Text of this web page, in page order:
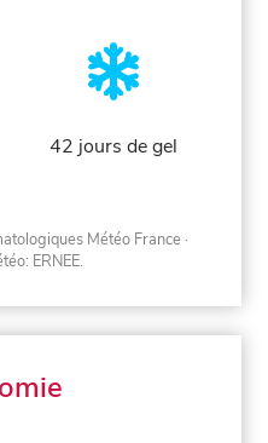
42 jours de gel
Météo France ·
ERNEE.